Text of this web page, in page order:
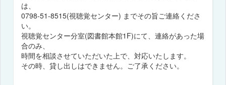
は、
0798-51-8515(視聴覚センター) までその旨ご連絡くださ
い。
視聴覚センター分室(図書館本館1F)にて、連絡があった場
合のみ、
時間を相談させていただいた上で、対応いたします。
その時、貸し出しはできません。ご了承ください。